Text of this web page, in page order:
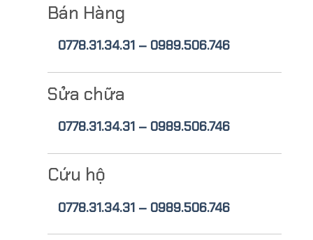
Bán Hàng
0778.31.34.31 – 0989.506.746
Sửa chữa
0778.31.34.31 – 0989.506.746
Cứu hộ
0778.31.34.31 – 0989.506.746